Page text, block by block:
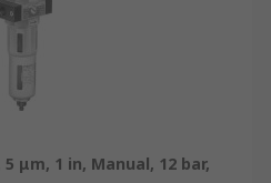
μm, 1 in, Manual, 12 bar,